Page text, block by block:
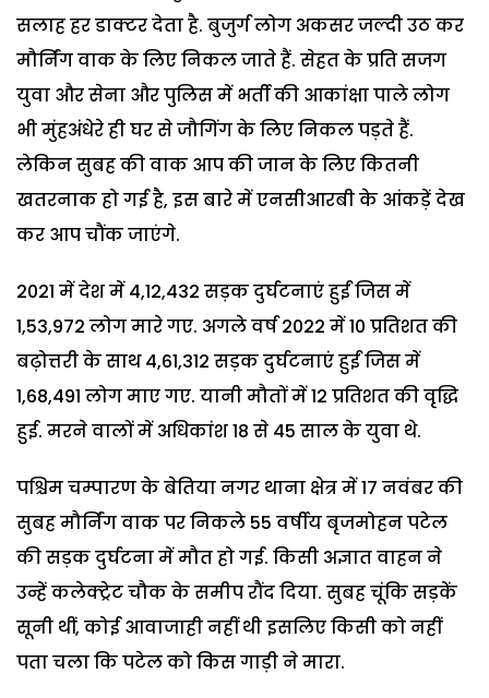
सलाह हर डाक्टर देता है. बुजुर्ग लोग अकसर जल्दी उठ कर
मौर्निंग वाक के लिए निकल जाते हैं. सेहत के प्रति सजग
युवा और सेना और पुलिस में भर्ती की आकांक्षा पाले लोग
भी मुंहअंधेरे ही घर से जौगिंग के लिए निकल पड़ते हैं.
लेकिन सुबह की वाक आप की जान के लिए कितनी
खतरनाक हो गई है, इस बारे में एनसीआरबी के आंकड़ें देख
कर आप चौंक जाएंगे.
2021 में देश में 4,12,432 सड़क दुर्घटनाएं हुईं जिस में
1,53,972 लोग मारे गए. अगले वर्ष 2022 में 10 प्रतिशत की
बढ़ोत्तरी के साथ 4,61,312 सड़क दुर्घटनाएं हुईं जिस में
1,68,491 लोग माए गए. यानी मौतों में 12 प्रतिशत की वृद्धि
हुई. मरने वालों में अधिकांश 18 से 45 साल के युवा थे.
पश्चिम चम्पारण के बेतिया नगर थाना क्षेत्र में 17 नवंबर की
सुबह मौर्निंग वाक पर निकले 55 वर्षीय बृजमोहन पटेल
की सड़क दुर्घटना में मौत हो गई. किसी अज्ञात वाहन ने
उन्हें कलेक्ट्रेट चौक के समीप रौंद दिया. सुबह चूंकि सड़कें
सूनी थीं, कोई आवाजाही नहीं थी इसलिए किसी को नहीं
पता चला कि पटेल को किस गाड़ी ने मारा.